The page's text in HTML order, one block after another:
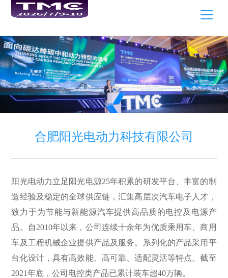
合肥阳光电动力科技有限公司
阳光电动力立足阳光电源25年积累的研发平台、丰富的制
造经验及稳定的全球供应链，汇集高层次汽车电子人才，
致力于为节能与新能源汽车提供高品质的电控及电源产
品。自2010年以来，公司连续十余年为优质乘用车、商用
车及工程机械企业提供产品及服务。系列化的产品采用平
台化设计，具有高效能、高可靠、适配灵活等特点。截至
2021年底，公司电控类产品已累计装车超40万辆。